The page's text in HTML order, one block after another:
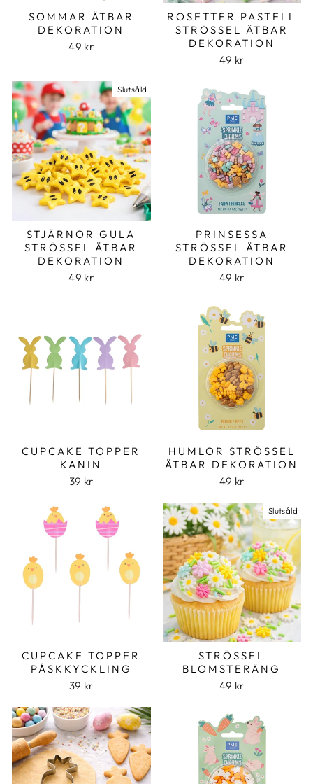
SOMMAR ÄTBAR
DEKORATION
49 kr
ROSETTER PASTELL
STRÖSSEL ÄTBAR
DEKORATION
49 kr
Slutsåld
STJÄRNOR GULA
STRÖSSEL ÄTBAR
DEKORATION
49 kr
PRINSESSA
STRÖSSEL ÄTBAR
DEKORATION
49 kr
CUPCAKE TOPPER
KANIN
39 kr
HUMLOR STRÖSSEL
ÄTBAR DEKORATION
49 kr
CUPCAKE TOPPER
PÅSKKYCKLING
39 kr
Slutsåld
STRÖSSEL
BLOMSTERÄNG
49 kr